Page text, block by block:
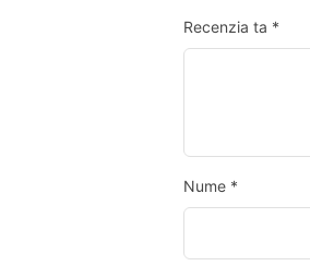
Recenzia ta *
Nume *